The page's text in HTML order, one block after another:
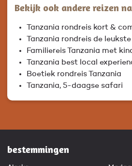
Bekijk ook andere reizen
Tanzania rondreis kort &
Tanzania rondreis de leukste
Familiereis Tanzania met
Tanzania best local
Boetiek rondreis Tanzania
Tanzania, 5-daagse safari
bestemmingen